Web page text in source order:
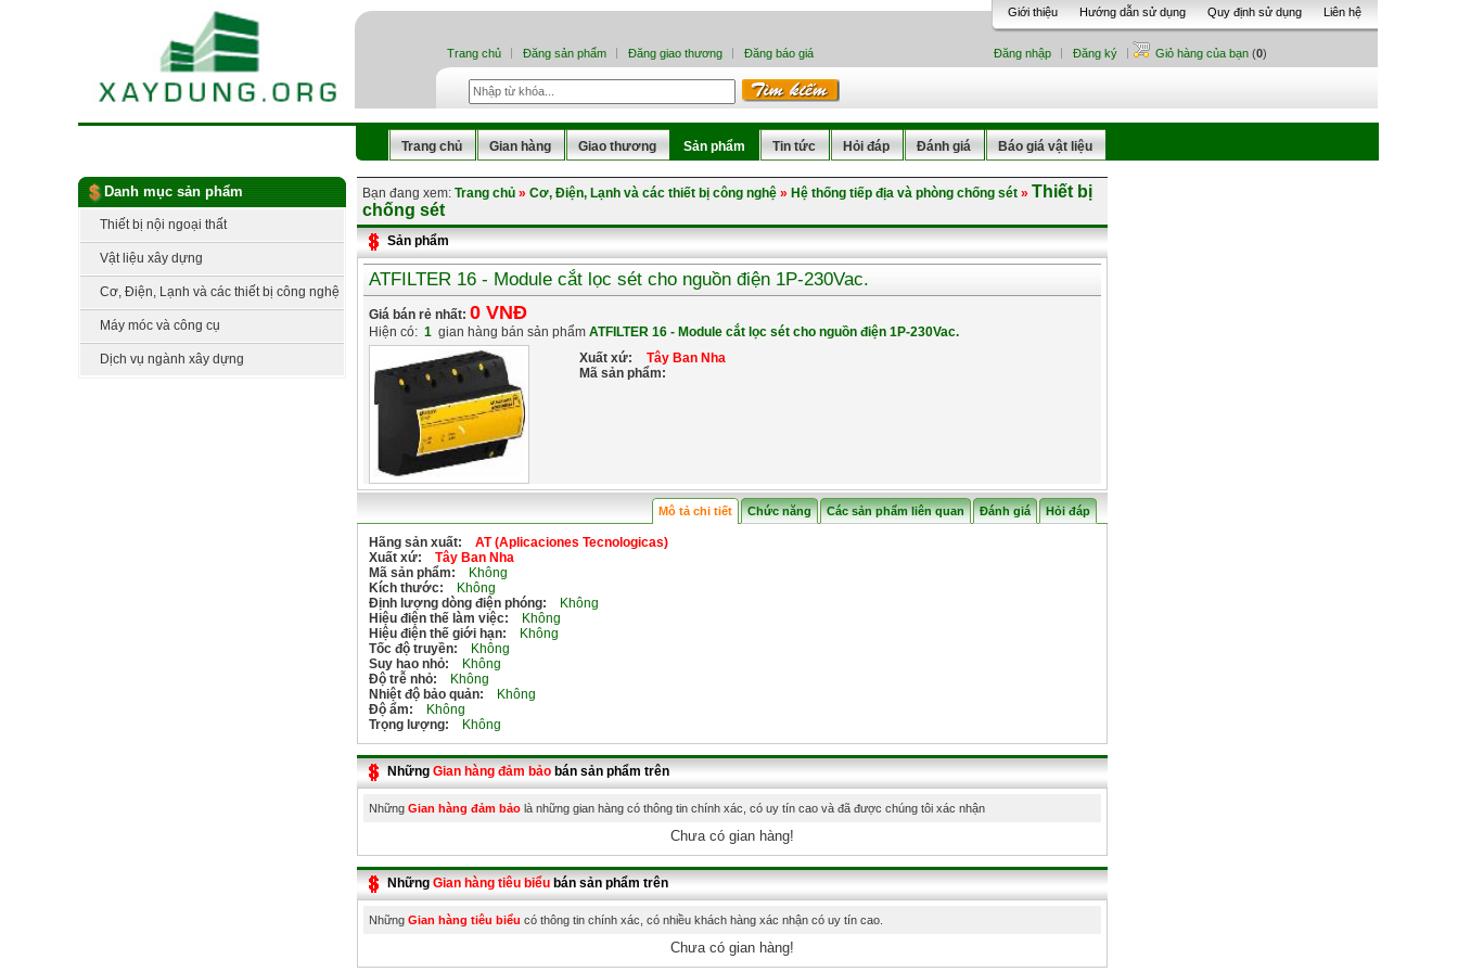
Giới thiệu Hướng dẫn sử dụng Quy định sử dụng Liên hệ
Trang chủ Đăng sản phẩm Đăng giao thương Đăng báo giá Đăng nhập Đăng ký Giỏ hàng của bạn (0)
Trang chủ Gian hàng Giao thương Sản phẩm Tin tức Hỏi đáp Đánh giá Báo giá vật liệu
Danh mục sản phẩm
Thiết bị nội ngoại thất
Vật liệu xây dựng
Cơ, Điện, Lạnh và các thiết bị công nghệ
Máy móc và công cụ
Dịch vụ ngành xây dựng
Bạn đang xem: Trang chủ » Cơ, Điện, Lạnh và các thiết bị công nghệ » Hệ thống tiếp địa và phòng chống sét » Thiết bị
chống sét
Sản phẩm
ATFILTER 16 - Module cắt lọc sét cho nguồn điện 1P-230Vac.
Giá bán rẻ nhất: 0 VNĐ
Hiện có: 1 gian hàng bán sản phẩm ATFILTER 16 - Module cắt lọc sét cho nguồn điện 1P-230Vac.
Xuất xứ:
Tây Ban Nha
Mã sản phẩm:
Mô tả chi tiết Chức năng Các sản phẩm liên quan Đánh giá Hỏi đáp
Hãng sản xuất:
AT (Aplicaciones Tecnologicas)
Xuất xứ:
Tây Ban Nha
Mã sản phẩm:
Không
Kích thước:
Không
Định lượng dòng điện phóng:
Không
Hiệu điện thế làm việc:
Không
Hiệu điện thế giới hạn:
Không
Tốc độ truyền:
Không
Suy hao nhỏ:
Không
Độ trễ nhỏ:
Không
Nhiệt độ bảo quản:
Không
Độ ẩm:
Không
Trọng lượng:
Không
NhữngGian hàng đảm bảobán sản phẩm trên
Những Gian hàng đảm bảo là những gian hàng có thông tin chính xác, có uy tín cao và đã được chúng tôi xác nhận
Chưa có gian hàng!
NhữngGian hàng tiêu biểubán sản phẩm trên
Những Gian hàng tiêu biểu có thông tin chính xác, có nhiều khách hàng xác nhận có uy tín cao.
Chưa có gian hàng!